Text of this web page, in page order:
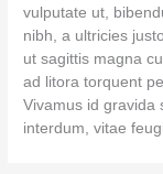
vulputate ut,
nibh, a ultricies
ut sagittis magna
ad litora torquent
Vivamus id gravida
interdum, vitae